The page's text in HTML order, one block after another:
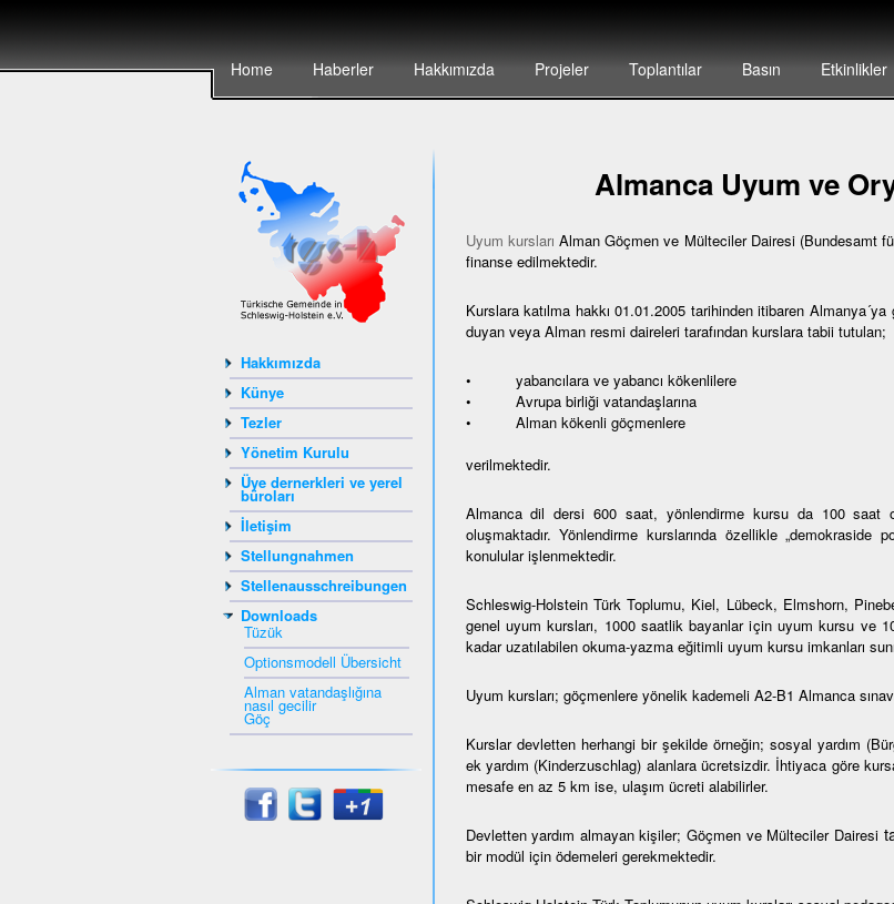
Home Haberler Hakkımızda Projeler Toplantılar Basın Etkinlikler
Hakkımızda
Künye
Tezler
Yönetim Kurulu
Üye dernerkleri ve yerel
büroları
İletişim
Stellungnahmen
Stellenausschreibungen
Downloads
Tüzük
Optionsmodell Übersicht
Alman vatandaşlığına
nasıl gecilir
Göç
Almanca Uyum ve
Uyum kursları Alman Göçmen ve Mülteciler Dairesi (Bundesamt
finanse edilmektedir.
Kurslara katılma hakkı 01.01.2005 tarihinden itibaren
duyan veya Alman resmi daireleri tarafından kurslara tabii tutulan;
• yabancılara ve yabancı kökenlilere
• Avrupa birliği vatandaşlarına
• Alman kökenli göçmenlere
verilmektedir.
Almanca dil dersi 600 saat, yönlendirme kursu da 100 saat
oluşmaktadır. Yönlendirme kurslarında özellikle
konulular işlenmektedir.
Schleswig-Holstein Türk Toplumu, Kiel, Lübeck, Elmshorn,
genel uyum kursları, 1000 saatlik bayanlar için uyum kursu ve
kadar uzatılabilen okuma-yazma eğitimli uyum kursu imkanları
Uyum kursları; göçmenlere yönelik kademeli A2-B1 Almanca
Kurslar devletten herhangi bir şekilde örneğin; sosyal yardım
ek yardım (Kinderzuschlag) alanlara ücretsizdir. İhtiyaca göre
mesafe en az 5 km ise, ulaşım ücreti alabilirler.
Devletten yardım almayan kişiler; Göçmen ve Mülteciler Dairesi
bir modül için ödemeleri gerekmektedir.